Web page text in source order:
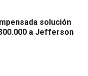
solución
a Jefferson